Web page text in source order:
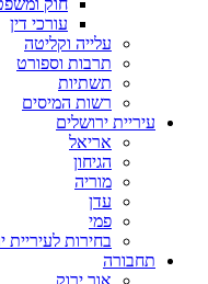
חוק
עורכי דין
עלייה וקליטה
תרבות וספורט
תשתיות
רשות המיסים
עיריית ירושלים
אריאל
הגיחון
מוריה
עדן
פמי
בחירות לעיריית
תחבורה
אור ירוק